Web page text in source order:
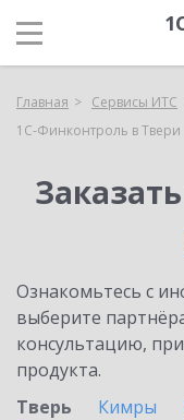
Главная Сервисы ИТС
1С-Финконтроль в Твери
Ознакомьтесь с
выберите
консультацию,
продукта.
Тверь
Кимры